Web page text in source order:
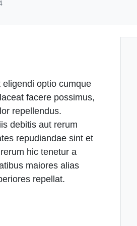
optio cumque
facere possimus,
repellendus.
debitis aut rerum
repudiandae sint et
hic tenetur a
maiores alias
repellat.